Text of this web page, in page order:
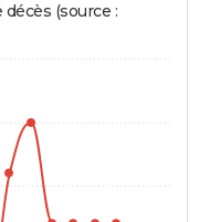
(source :